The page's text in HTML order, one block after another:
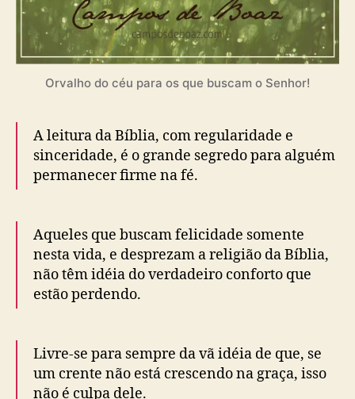
9
)
Orvalho do céu para os que buscam o Senhor!
A leitura da Bíblia, com regularidade e
sinceridade, é o grande segredo para alguém
permanecer firme na fé.
Aqueles que buscam felicidade somente
nesta vida, e desprezam a religião da Bíblia,
não têm idéia do verdadeiro conforto que
estão perdendo.
Livre-se para sempre da vã idéia de que, se
um crente não está crescendo na graça, isso
não é culpa dele.